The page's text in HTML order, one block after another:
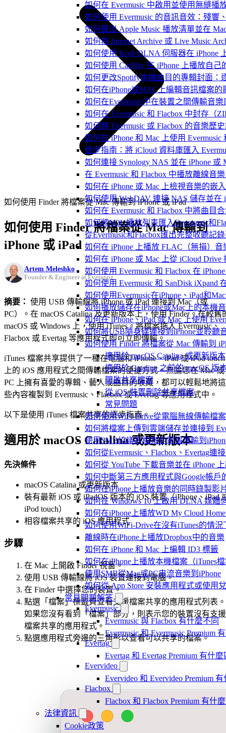
如何在 Evermusic 中啟用並使用無縫播
如何使用 Evermusic 的音訊音效：殘
如何匯出 Apple Music 播放清單並在
如何為 Internet Archive 或 Live Music
如何使用 Kodi DLNA 伺服器在 iPhone
如何使用 CarPlay 在 iPhone 上播放自己
如何更改Spotify本機曲目的專輯封面：
如何在iPhone或MAC上編輯音訊檔案的
如何在Evermusic中在裝置之間傳輸音
如何在 Evermusic 和 Flacbox 中封存（
如何將 Evermusic 或 Flacbox 的音樂歷
如何在 iPhone 和 Mac 上使用
逐步指南：將 iCloud 資料庫匯入
如何連接 Synology NAS 並在 iPhone 或
在 Evermusic 和 Flacbox 中播放離線音
如何在 iPhone 或 Mac 上檢視音樂的嵌
如何使用 WebDAV 連接 NAS 儲存並在
如何在 Evermusic 和 Flacbox 中將曲目
如何將M3U播放列表匯入Evermusic和
從Evermusic和Flacbox匯出完整收聽記
如何在 iPhone 上播放 FLAC（無損）音
如何在 iPhone 或 Mac 上從 iCloud Drive
如何使用 Evermusic 和 Flacbox 在
如何使用 Evermusic 和 SanDisk iXpand
如何使用Evermusic在iPhone、iPad和
如何播放儲存在iPhone或Mac上的本機
如何在 iPhone、iPad 或 Mac 上使用
如何將USB隨身碟連接到iPhone並聆聽
如何使用 Finder 將檔案從 Mac 傳輸到
適用於 macOS Catalina 或更新版本
適用於 Catalina 之前的 macOS 版
開啟共享檔案
從 iOS 裝置刪除共享檔案
常見問題
如何使用WiFi-Drive從電腦無線傳輸檔案
如何將檔案上傳到雲端儲存並連接到
使用SMB協議將檔案從電腦傳輸到
如何從Evermusic、Flacbox、Evertag連
如何從 YouTube 下載音樂並在 iPhone
如何中斷第三方應用程式與Google帳戶
如何在iPhone上播放音樂的同時錄製影
如何在 Windows 10 上啟用 DLNA 媒體
如何在iPhone上播放WD My Cloud
如何使用WiFi-Drive在沒有iTunes的情
離線時在iPhone上播放Dropbox中的音樂
如何在 iPhone 和 Mac 上編輯 ID3 標籤
如何在iPhone上播放本機檔案（iTunes
使用SMB從Mac或PC串流音樂到iPhone
如何從 App Store 安裝應用程式或使用
常見問題解答
Evermusic
Evermusic 與 Flacbox 有什麼不同
Evermusic 和 Evermusic Premium
Evertag
Evertag 和 Evertag Premium 有什
Evervideo
Evervideo 和 Evervideo Premium
Flacbox
Flacbox 和 Flacbox Premium 有什
法律資訊
Cookie政策
如何使用 Finder 將檔案從 Mac 傳輸到 iPhone 或 iPad
如何使用 Finder 將檔案從 Mac 傳輸到
iPhone 或 iPad
Artem Meleshko
Founder & Engineer at Everappz
摘要： 使用 USB 傳輸線將 iPhone 或 iPad 連接到 Mac（或
PC）。在 macOS Catalina 及更新版本上，使用 Finder。在較舊
macOS 或 Windows 上，使用 iTunes。將檔案拖入 Evermusic、
Flacbox 或 Evertag 等應用程式即可立即傳輸。
iTunes 檔案共享提供了一種在電腦和 iPhone、iPad 或 iPod touch
上的 iOS 應用程式之間傳輸檔案的便捷方式。無論您在 Mac 或
PC 上擁有喜愛的專輯、藝人或曲目的收藏，都可以輕鬆地將這
些內容複製到 Evermusic、Flacbox 或 Evertag 等應用程式中。
以下是使用 iTunes 檔案共享的逐步指南。
適用於 macOS Catalina 或更新版本
先決條件
macOS Catalina 或更新版本
裝有最新 iOS 或 iPadOS 版本的 iOS 裝置（iPhone、iPad
iPod touch）
相容檔案共享的 iOS 應用程式
步驟
在 Mac 上開啟 Finder 視窗。
使用 USB 傳輸線將 iOS 裝置連接到電腦。
在 Finder 中選擇您的裝置。
點選「檔案」標籤頁查看支援檔案共享的應用程式列表。
如果您沒有看到「檔案」部分，則表示您的裝置沒有支援
檔案共享的應用程式。
點選應用程式旁邊的三角形以查看可以共享的檔案。